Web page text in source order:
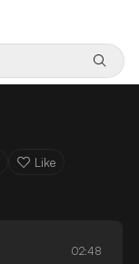
Like
02:48